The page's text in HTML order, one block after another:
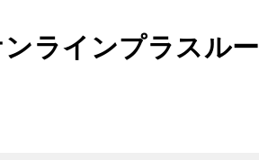
ラインプラスルー